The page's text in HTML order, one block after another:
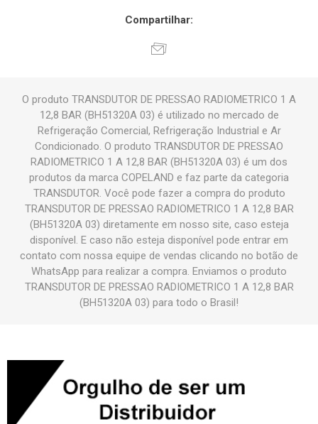
Compartilhar:
O produto TRANSDUTOR DE PRESSAO RADIOMETRICO 1 A
12,8 BAR (BH51320A 03) é utilizado no mercado de
Refrigeração Comercial, Refrigeração Industrial e Ar
Condicionado. O produto TRANSDUTOR DE PRESSAO
RADIOMETRICO 1 A 12,8 BAR (BH51320A 03) é um dos
produtos da marca COPELAND e faz parte da categoria
TRANSDUTOR. Você pode fazer a compra do produto
TRANSDUTOR DE PRESSAO RADIOMETRICO 1 A 12,8 BAR
(BH51320A 03) diretamente em nosso site, caso esteja
disponível. E caso não esteja disponível pode entrar em
contato com nossa equipe de vendas clicando no botão de
WhatsApp para realizar a compra. Enviamos o produto
TRANSDUTOR DE PRESSAO RADIOMETRICO 1 A 12,8 BAR
(BH51320A 03) para todo o Brasil!